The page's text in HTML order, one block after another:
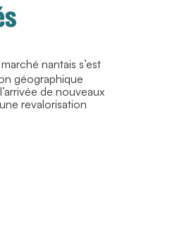
nantais s’est
géographique
de nouveaux
revalorisation